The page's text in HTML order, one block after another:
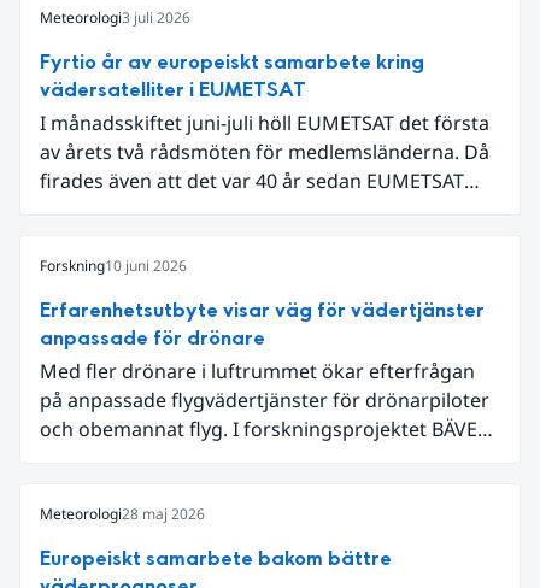
Meteorologi3 juli 2026
Fyrtio år av europeiskt samarbete kring
vädersatelliter i EUMETSAT
I månadsskiftet juni-juli höll EUMETSAT det första
av årets två rådsmöten för medlemsländerna. Då
firades även att det var 40 år sedan EUMETSAT
nu vuxit till ett internationellt samarbete som
både driver teknikutveckling och skapar
samhällsnytta genom meteorologiska satellitdata.
Forskning10 juni 2026
Erfarenhetsutbyte visar väg för vädertjänster
anpassade för drönare
Med fler drönare i luftrummet ökar efterfrågan
på anpassade flygvädertjänster för drönarpiloter
och obemannat flyg. I forskningsprojektet BÄVER
som möter dessa behov. Drygt halvvägs in i
projektet har projektets intressenter samlats för
en andra workshop som gav värdefulla insikter.
Meteorologi28 maj 2026
Europeiskt samarbete bakom bättre